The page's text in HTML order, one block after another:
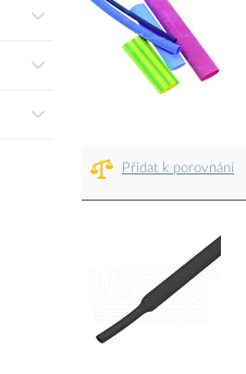
Přidat k porovnání